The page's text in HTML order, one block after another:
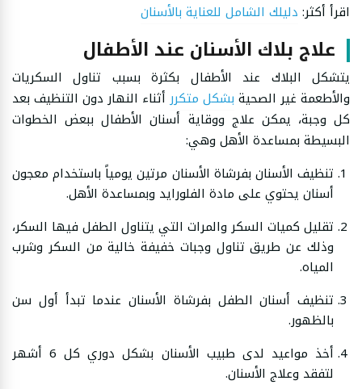
اقرأ أكثر: دليلك الشامل للعناية بالأسنان
علاج بلاك الأسنان عند الأطفال
يتشكل البلاك عند الأطفال بكثرة بسبب تناول السكريات
والأطعمة غير الصحية بشكل متكرر أثناء النهار دون التنظيف بعد
كل وجبة، يمكن علاج ووقاية أسنان الأطفال ببعض الخطوات
البسيطة بمساعدة الأهل وهي:
تنظيف الأسنان بفرشاة الأسنان مرتين يومياً باستخدام معجون
أسنان يحتوي على مادة الفلورايد وبمساعدة الأهل.
تقليل كميات السكر والمرات التي يتناول الطفل فيها السكر،
وذلك عن طريق تناول وجبات خفيفة خالية من السكر وشرب
المياه.
تنظيف أسنان الطفل بفرشاة الأسنان عندما تبدأ أول سن
بالظهور.
أخذ مواعيد لدى طبيب الأسنان بشكل دوري كل 6 أشهر
لتفقد وعلاج الأسنان.